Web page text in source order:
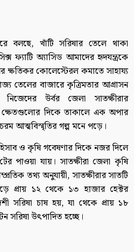
বলছে, খাঁটি সরিষার তেলে থাকা
ফ্যাটি অ্যাসিড আমাদের হৃদযন্ত্রকে
ক্ষতিকর কোলেস্টেরল কমাতে সাহায্য
বাজারে কৃত্রিমতার আগ্রাসন
উর্বর জেলা সাতক্ষীরার
ক্ষেতগুলোর দিকে তাকালে এক অপার
আত্মবিস্মৃতির গল্প মনে পড়ে।
ও কৃষি গবেষণার দিকে নজর দিলে
পাওয়া যায়। সাতক্ষীরা জেলা কৃষি
তথ্য অনুযায়ী, সাতক্ষীরার সাতটি
প্রায় ১২ থেকে ১৩ হাজার হেক্টর
সরিষা চাষ হয়, যা থেকে প্রায় ১৮
সরিষা উৎপাদিত হচ্ছে।